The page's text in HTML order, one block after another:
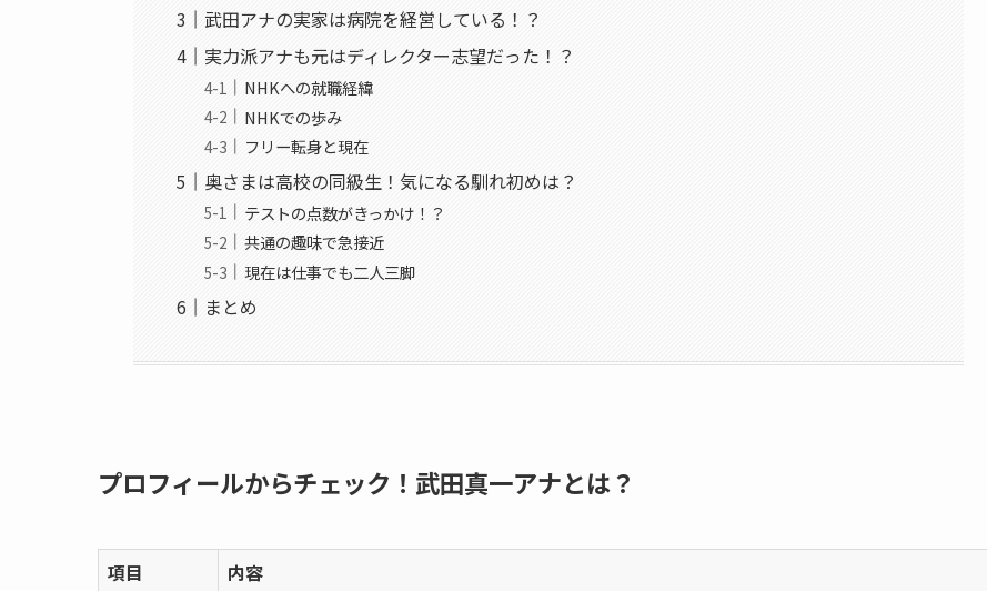
武田アナの実家は病院を経営している！？
実力派アナも元はディレクター志望だった！？
NHKへの就職経緯
NHKでの歩み
フリー転身と現在
奥さまは高校の同級生！気になる馴れ初めは？
テストの点数がきっかけ！？
共通の趣味で急接近
現在は仕事でも二人三脚
まとめ
プロフィールからチェック！武田真一アナとは？
項目
内容